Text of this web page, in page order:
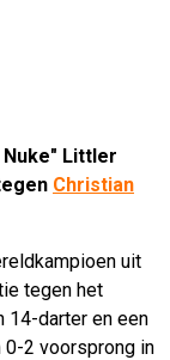
Nuke" Littler
Christian
uit
tegen het
14-darter en een
2 voorsprong in